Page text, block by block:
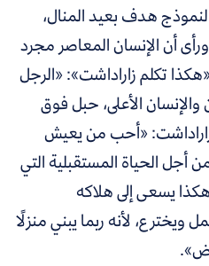
هدف بعيد المنال،
أن الإنسان المعاصر مجرد
تكلم زاراداشت»: «الرجل
الأعلى، حبل فوق
«أحب من يعيش
الحياة المستقبلية التي
يسعى إلى هلاكه
لأنه ربما يبني منزلًا